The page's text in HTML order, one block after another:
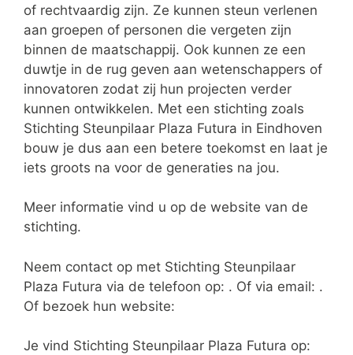
of rechtvaardig zijn. Ze kunnen steun verlenen
aan groepen of personen die vergeten zijn
binnen de maatschappij. Ook kunnen ze een
duwtje in de rug geven aan wetenschappers of
innovatoren zodat zij hun projecten verder
kunnen ontwikkelen. Met een stichting zoals
Stichting Steunpilaar Plaza Futura in Eindhoven
bouw je dus aan een betere toekomst en laat je
iets groots na voor de generaties na jou.
Meer informatie vind u op de website van de
stichting.
Neem contact op met Stichting Steunpilaar
Plaza Futura via de telefoon op: . Of via email: .
Of bezoek hun website:
Je vind Stichting Steunpilaar Plaza Futura op: